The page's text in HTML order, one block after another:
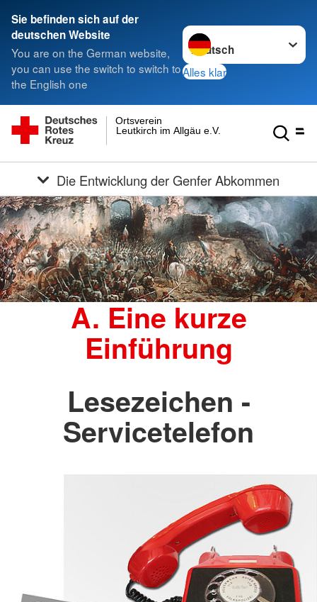
Sie befinden sich auf der
deutschen Website
You are on the German website,
you can use the switch to switch to
the English one
Sprache wechseln zu
Alles klar
Leutkirch im Allgäu e.V.
Ortsverein
Die Entwicklung der Genfer Abkommen
A. Eine kurze
Einführung
Lesezeichen -
Servicetelefon